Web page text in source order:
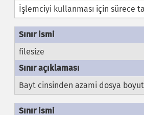
İşlemciyi kullanması için sürece
filesize
Bayt cinsinden azami dosya